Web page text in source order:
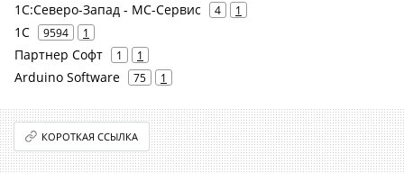
1С:Северо-Запад - МС-Сервис 4 1
1С 9594 1
Партнер Софт 1 1
Arduino Software 75 1
КОРОТКАЯ ССЫЛКА